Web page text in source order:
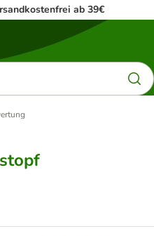
ab 39€